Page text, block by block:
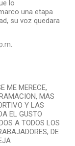
lo
una etapa
su voz quedara
ME MERECE,
MAS
Y LAS
EL GUSTO
A TODOS LOS
DE